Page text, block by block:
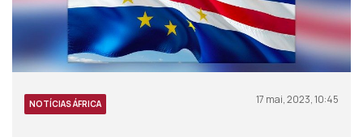
NOTÍCIAS ÁFRICA 17 mai, 2023, 10:45